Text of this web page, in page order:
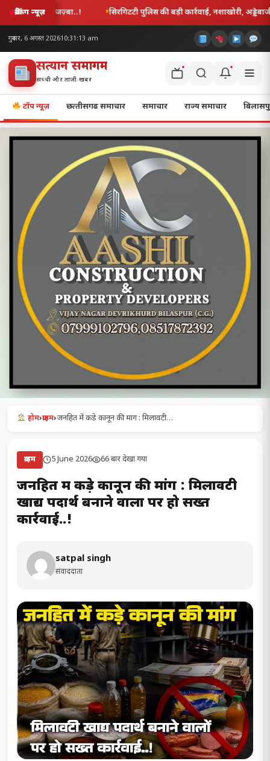
ब्रेकिंग न्यूज़
पुलिस की बड़ी कार्रवाई, नशाखोरी, अड्डेबाजी और लड़ाई-झगड़ा करने वाले 11
गुरुवार, 6 अगस्त 202610:31:14 am
सत्यज्ञान समागम
सच्ची और ताज़ी खबर
टॉप न्यूज़ छत्‍तीसगढ समाचार समाचार राज्य समाचार
होम›क्राइम›जनहित में कड़े कानून की मांग : मिलावटी…
क्राइम 5 June 2026 66 बार देखा गया
जनहित में कड़े कानून की मांग : मिलावटी
खाद्य पदार्थ बनाने वालों पर हो सख्त
कार्रवाई..!
satpal singh
संवाददाता